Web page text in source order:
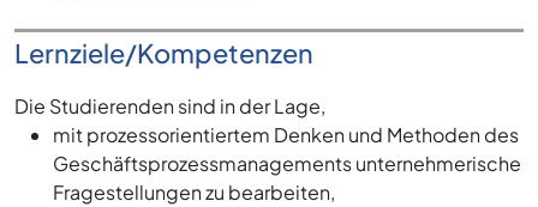
Lernziele/Kompetenzen
Die Studierenden sind in der Lage,
mit prozessorientiertem Denken und Methoden des
Geschäftsprozessmanagements unternehmerische
Fragestellungen zu bearbeiten,